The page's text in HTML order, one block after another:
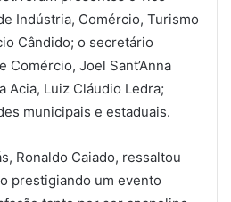
Indústria, Comércio, Turismo
Cândido; o secretário
Comércio, Joel Sant’Anna
Acia, Luiz Cláudio Ledra;
municipais e estaduais.
Ronaldo Caiado, ressaltou
prestigiando um evento